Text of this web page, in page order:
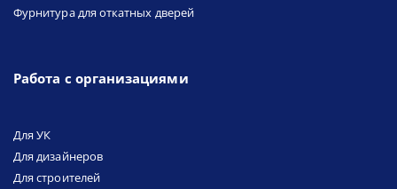
Фурнитура для откатных дверей
Работа с организациями
Для УК
Для дизайнеров
Для строителей